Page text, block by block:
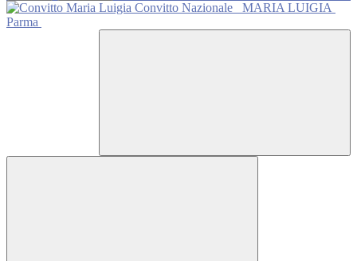
Convitto Nazionale
MARIA LUIGIA
Parma